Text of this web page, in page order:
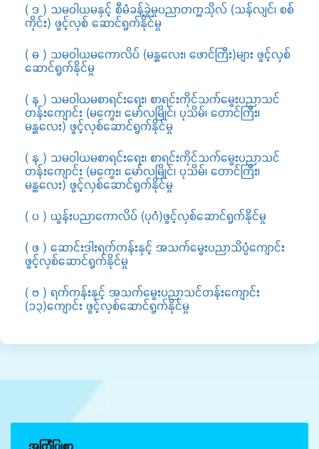
( ဒ ) သမဝါယမနှင့် စီမံခန့်ခွဲမှုပညာတက္ကသိုလ် (သန်လျင်၊ စစ်
ကိုင်း) ဖွင့်လှစ် ဆောင်ရွက်နိုင်မှု
( ဓ ) သမဝါယမကောလိပ် (မန္တလေး၊ ဖောင်ကြီး)များ ဖွင့်လှစ်
ဆောင်ရွက်နိုင်မှု
( န ) သမဝါယမစာရင်းရေး၊ စာရင်းကိုင်သက်မွေးပညာသင်
တန်းကျောင်း (မကွေး၊ မော်လမြိုင်၊ ပုသိမ်၊ တောင်ကြီး၊
မန္တလေး) ဖွင့်လှစ်ဆောင်ရွက်နိုင်မှု
( န ) သမဝါယမစာရင်းရေး၊ စာရင်းကိုင်သက်မွေးပညာသင်
တန်းကျောင်း (မကွေး၊ မော်လမြိုင်၊ ပုသိမ်၊ တောင်ကြီး၊
မန္တလေး) ဖွင့်လှစ်ဆောင်ရွက်နိုင်မှု
( ပ ) ယွန်းပညာကောလိပ် (ပုဂံ)ဖွင့်လှစ်ဆောင်ရွက်နိုင်မှု
( ဖ ) ဆောင်းဒါးရက်ကန်းနှင့် အသက်မွေးပညာသိပ္ပံကျောင်း
ဖွင့်လှစ်ဆောင်ရွက်နိုင်မှု
( ဗ ) ရက်ကန်းနှင့် အသက်မွေးပညာသင်တန်းကျောင်း
(၁၃)ကျောင်း ဖွင့်လှစ်ဆောင်ရွက်နိုင်မှု